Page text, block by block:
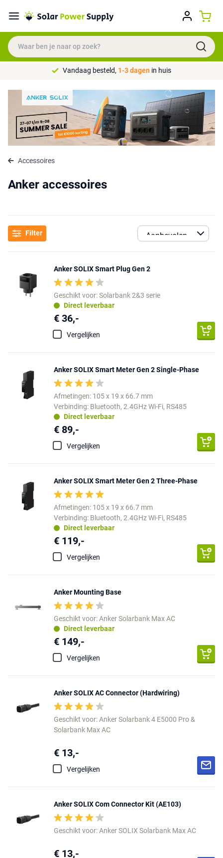
Vandaag besteld, 1-3 dagen in huis
Accessoires
Anker accessoires
Filter
Anker SOLIX Smart Plug Gen 2
Geschikt voor: Solarbank 2&3 serie
Direct leverbaar
€ 36,-
Vergelijken
Anker SOLIX Smart Meter Gen 2 Single-Phase
Afmetingen: 105 x 19 x 66.7 mm
Verbinding: Bluetooth, 2.4GHz Wi-Fi, RS485
Direct leverbaar
€ 89,-
Vergelijken
Anker SOLIX Smart Meter Gen 2 Three-Phase
Afmetingen: 105 x 19 x 66.7 mm
Verbinding: Bluetooth, 2.4GHz Wi-Fi, RS485
Direct leverbaar
€ 119,-
Vergelijken
Anker Mounting Base
Geschikt voor: Anker Solarbank Max AC
Direct leverbaar
€ 149,-
Vergelijken
Anker SOLIX AC Connector (Hardwiring)
Geschikt voor: Anker Solarbank 4 E5000 Pro &
Solarbank Max AC
€ 13,-
Vergelijken
Anker SOLIX Com Connector Kit (AE103)
Geschikt voor: Anker SOLIX Solarbank Max AC
€ 13,-